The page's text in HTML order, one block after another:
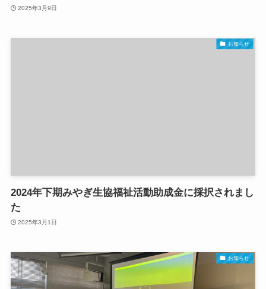
2025年3月9日
お知らせ
2024年下期みやぎ生協福祉活動助成金に採択されまし
た
2025年3月1日
お知らせ